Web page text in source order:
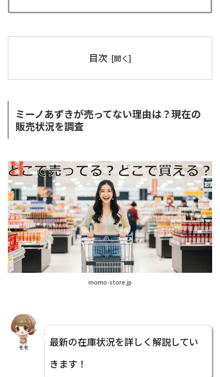
目次
ミーノあずきが売ってない理由は？現在の
販売状況を調査
momo-store.jp
モモ
最新の在庫状況を詳しく解説してい
きます！